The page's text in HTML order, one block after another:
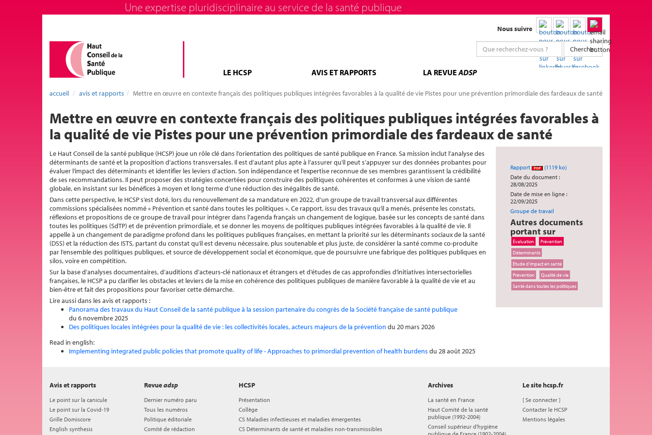
Une expertise pluridisciplinaire au service de la santé publique
Nous suivre
Chercher
LE HCSP AVIS ET RAPPORTS LA REVUEADSP
accueil avis et rapports Mettre en œuvre en contexte français des politiques publiques intégrées favorables à la qualité de vie Pistes pour une prévention primordiale des fardeaux de santé
Mettre en œuvre en contexte français des politiques publiques intégrées favorables à
la qualité de vie Pistes pour une prévention primordiale des fardeaux de santé
Rapport
(1119 ko)
Date du document :
28/08/2025
Date de mise en ligne :
22/09/2025
Groupe de travail
Autres documents
portant sur
Évaluation
Prévention
Déterminants
Étude d'impact en santé
Prévention
Qualité de vie
Santé dans toutes les politiques
Le Haut Conseil de la santé publique (HCSP) joue un rôle clé dans l’orientation des politiques de santé publique en France. Sa mission inclut l’analyse des
déterminants de santé et la proposition d’actions transversales. Il est d’autant plus apte à l’assurer qu’il peut s’appuyer sur des données probantes pour
évaluer l’impact des déterminants et identifier les leviers d’action. Son indépendance et l’expertise reconnue de ses membres garantissent la crédibilité
de ses recommandations. Il peut proposer des stratégies concertées pour construire des politiques cohérentes et conformes à une vision de santé
globale, en insistant sur les bénéfices à moyen et long terme d’une réduction des inégalités de santé.
Dans cette perspective, le HCSP s’est doté, lors du renouvellement de sa mandature en 2022, d’un groupe de travail transversal aux différentes
commissions spécialisées nommé « Prévention et santé dans toutes les politiques ». Ce rapport, issu des travaux qu’il a menés, présente les constats,
réflexions et propositions de ce groupe de travail pour intégrer dans l’agenda français un changement de logique, basée sur les concepts de santé dans
toutes les politiques (SdTP) et de prévention primordiale, et se donner les moyens de politiques publiques intégrées favorables à la qualité de vie. Il
appelle à un changement de paradigme profond dans les politiques publiques françaises, en mettant la priorité sur les déterminants sociaux de la santé
(DSS) et la réduction des ISTS, partant du constat qu’il est devenu nécessaire, plus soutenable et plus juste, de considérer la santé comme co-produite
par l’ensemble des politiques publiques, et source de développement social et économique, que de poursuivre une fabrique des politiques publiques en
silos, voire en compétition.
Sur la base d’analyses documentaires, d’auditions d’acteurs-clé nationaux et étrangers et d’études de cas approfondies d’initiatives intersectorielles
françaises, le HCSP a pu clarifier les obstacles et leviers de la mise en cohérence des politiques publiques de manière favorable à la qualité de vie et au
bien-être et fait des propositions pour favoriser cette démarche.
Lire aussi dans les avis et rapports :
Panorama des travaux du Haut Conseil de la santé publique à la session partenaire du congrès de la Société française de santé publique
du 6 novembre 2025
Des politiques locales intégrées pour la qualité de vie : les collectivités locales, acteurs majeurs de la prévention du 20 mars 2026
Read in english:
Implementing integrated public policies that promote quality of life - Approaches to primordial prevention of health burdens du 28 août 2025
HCSP
Présentation
Collège
CS Maladies infectieuses et maladies émergentes
CS Déterminants de santé et maladies non-transmissibles
Avis et rapports
Le point sur la canicule
Le point sur la Covid-19
Grille Domiscore
English synthesis
Revueadsp
Dernier numéro paru
Tous les numéros
Politique éditoriale
Comité de rédaction
Archives
La santé en France
Haut Comité de la santé
publique (1992-2004)
Conseil supérieur d'hygiène
Le site hcsp.fr
[Se connecter ]
Contacter le HCSP
Mentions légales